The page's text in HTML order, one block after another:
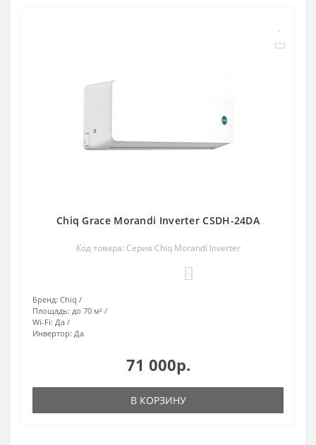
Chiq Grace Morandi Inverter CSDH-24DA
Код товара: Серия Chiq Morandi Inverter
Бренд: Chiq
Площадь: до 70 м²
Wi-Fi: Да
Инвертор: Да
71 000р.
В КОРЗИНУ